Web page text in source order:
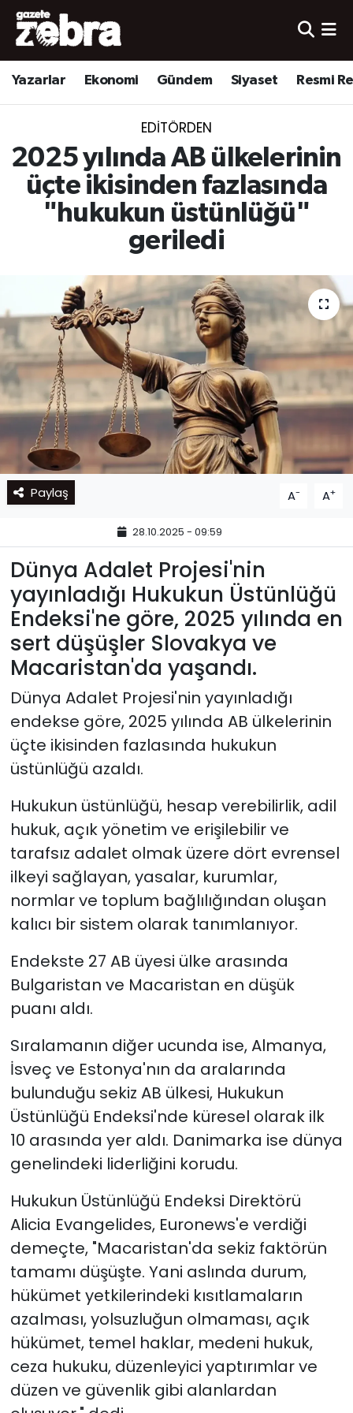
Yazarlar Ekonomi Gündem Siyaset Resmi
EDITÖRDEN
2025 yılında AB ülkelerinin
üçte ikisinden fazlasında
"hukukun üstünlüğü"
geriledi
Paylaş A- A+
28.10.2025 - 09:59
Dünya Adalet Projesi'nin
yayınladığı Hukukun Üstünlüğü
Endeksi'ne göre, 2025 yılında en
sert düşüşler Slovakya ve
Macaristan'da yaşandı.
Dünya Adalet Projesi'nin yayınladığı
endekse göre, 2025 yılında AB ülkelerinin
üçte ikisinden fazlasında hukukun
üstünlüğü azaldı.
Hukukun üstünlüğü, hesap verebilirlik, adil
hukuk, açık yönetim ve erişilebilir ve
tarafsız adalet olmak üzere dört evrensel
ilkeyi sağlayan, yasalar, kurumlar,
normlar ve toplum bağlılığından oluşan
kalıcı bir sistem olarak tanımlanıyor.
Endekste 27 AB üyesi ülke arasında
Bulgaristan ve Macaristan en düşük
puanı aldı.
Sıralamanın diğer ucunda ise, Almanya,
İsveç ve Estonya'nın da aralarında
bulunduğu sekiz AB ülkesi, Hukukun
Üstünlüğü Endeksi'nde küresel olarak ilk
10 arasında yer aldı. Danimarka ise dünya
genelindeki liderliğini korudu.
Hukukun Üstünlüğü Endeksi Direktörü
Alicia Evangelides, Euronews'e verdiği
demeçte, "Macaristan'da sekiz faktörün
tamamı düşüşte. Yani aslında durum,
hükümet yetkilerindeki kısıtlamaların
azalması, yolsuzluğun olmaması, açık
hükümet, temel haklar, medeni hukuk,
ceza hukuku, düzenleyici yaptırımlar ve
düzen ve güvenlik gibi alanlardan
Yazarlar
Ekonomi
Yerel
Spor
Nöbetçi Eczaneler
Hava Durumu
Süper Lig Puan Durumu ve Fikstür
Tüm Manşetler
Haber Arşivi